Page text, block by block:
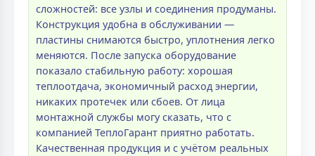
сложностей: все узлы и соединения продуманы.
Конструкция удобна в обслуживании —
пластины снимаются быстро, уплотнения легко
меняются. После запуска оборудование
показало стабильную работу: хорошая
теплоотдача, экономичный расход энергии,
никаких протечек или сбоев. От лица
монтажной службы могу сказать, что с
компанией ТеплоГарант приятно работать.
Качественная продукция и с учётом реальных